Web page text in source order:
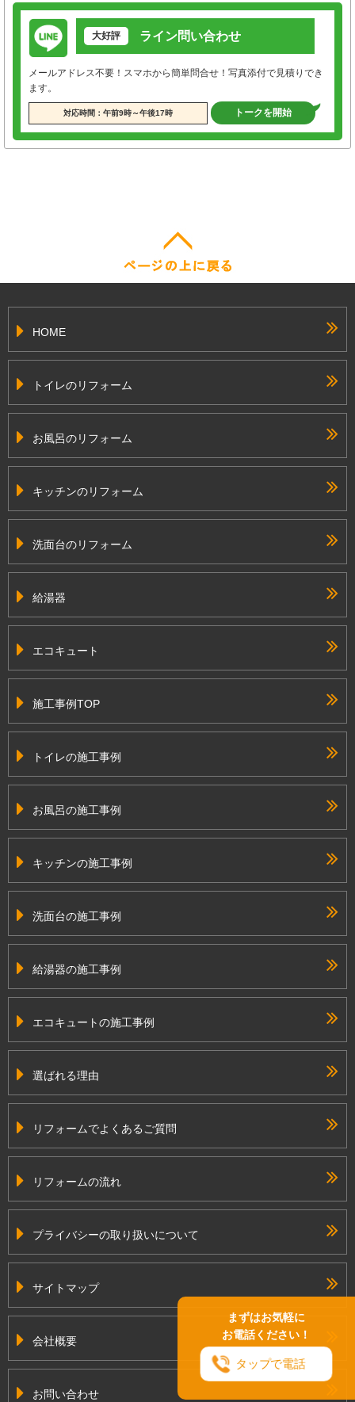
まずはお気軽に
お電話ください！
タップで電話
大好評 ライン問い合わせ
メールアドレス不要！スマホから簡単問合せ！写真添付で見積りでき
ます。
対応時間：午前9時～午後17時 トークを開始
HOME
トイレのリフォーム
お風呂のリフォーム
キッチンのリフォーム
洗面台のリフォーム
給湯器
エコキュート
施工事例TOP
トイレの施工事例
お風呂の施工事例
キッチンの施工事例
洗面台の施工事例
給湯器の施工事例
エコキュートの施工事例
選ばれる理由
リフォームでよくあるご質問
リフォームの流れ
プライバシーの取り扱いについて
サイトマップ
会社概要
お問い合わせ